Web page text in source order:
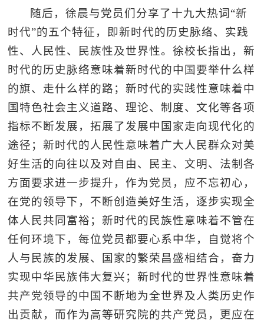
随后，徐晨与党员们分享了十九大热词“新
时代”的五个特征，即新时代的历史脉络、实践
性、人民性、民族性及世界性。徐校长指出，新
时代的历史脉络意味着新时代的中国要举什么样
的旗、走什么样的路；新时代的实践性意味着中
国特色社会主义道路、理论、制度、文化等各项
指标不断发展，拓展了发展中国家走向现代化的
途径；新时代的人民性意味着广大人民群众对美
好生活的向往以及对自由、民主、文明、法制各
方面要求进一步提升，作为党员，应不忘初心，
在党的领导下，不断创造美好生活，逐步实现全
体人民共同富裕；新时代的民族性意味着不管在
任何环境下，每位党员都要心系中华，自觉将个
人与民族的发展、国家的繁荣昌盛相结合，奋力
实现中华民族伟大复兴；新时代的世界性意味着
共产党领导的中国不断地为全世界及人类历史作
出贡献，而作为高等研究院的共产党员，更应在